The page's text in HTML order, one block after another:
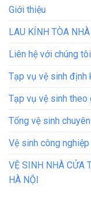
Giới thiệu
LAU KÍNH TÒA
Liên hệ với chúng tôi
Tạp vụ vệ sinh định
Tạp vụ vệ sinh theo
Tổng vệ sinh
Vệ sinh công
VỆ SINH NHÀ CỬA
HÀ NỘI